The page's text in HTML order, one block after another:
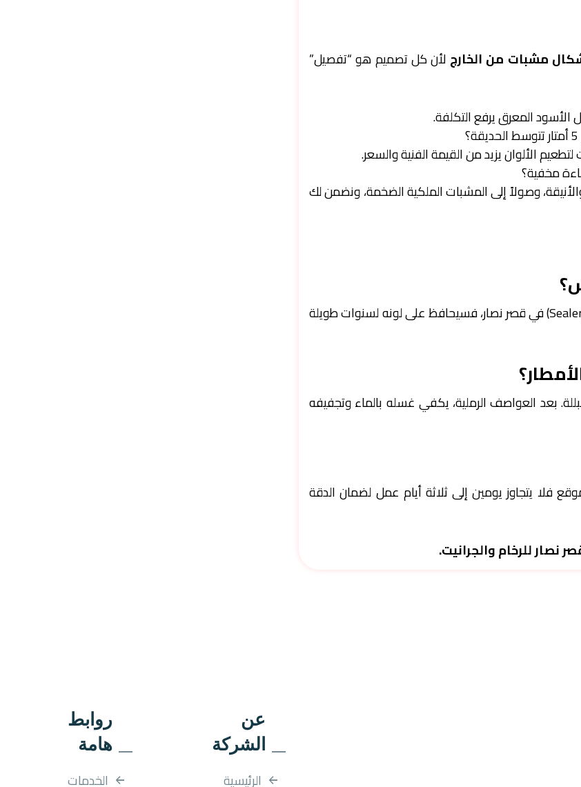
مشبات من الخارج لأن كل تصميم هو “تفصيل”
الأسود المعرق يرفع التكلفة.
مخفية؟
وصولاً إلى المشبات الملكية الضخمة، ونضمن لك
إذا اخترت الرخام الطبيعي المناسب وتمت معالجته بطبقة الحماية (Sealer) في قصر نصار، فسيحافظ على لونه لسنوات طويلة
بعد العواصف الرملية، يكفي غسله بالماء وتجفيفه
يوماً، أما التركيب في الموقع فلا يتجاوز يومين إلى ثلاثة أيام عمل لضمان الدقة
للرخام والجرانيت.
عن
الشركة
الرئيسية
روابط
هامة
الخدمات